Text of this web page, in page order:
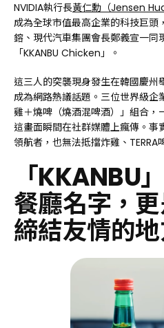
NVIDIA執行長黃仁勳（Jensen
成為全球市值最高企業的科技巨頭
鎔、現代汽車集團會長鄭義宣一同
「KKANBU Chicken」。
這三人的突襲現身發生在韓國慶州
成為網路熱議話題。三位世界級企
雞＋燒啤（燒酒混啤酒）」組合，
這畫面瞬間在社群媒體上瘋傳。事
領航者，也無法抵擋炸雞、TERRA
「
餐廳名字，
締結友情的